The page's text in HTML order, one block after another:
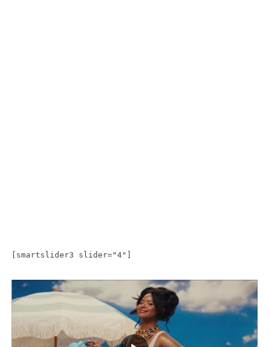
[smartslider3 slider="4"]